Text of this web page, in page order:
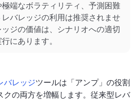
端なボラティリティ、予測困難
バレッジの利用は推奨されませ
ジの価値は、シナリオへの適切
にあります。
バレッジツールは「アンプ」の役割
クの両方を増幅します。従来型レバ